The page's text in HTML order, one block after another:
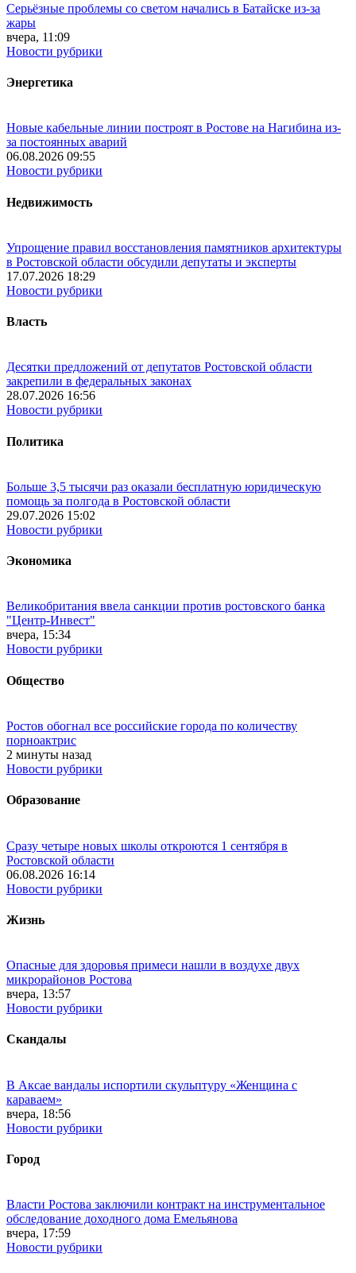
Серьёзные проблемы со светом начались в Батайске из-за
жары
вчера, 11:09
Новости рубрики
Энергетика
Новые кабельные линии построят в Ростове на Нагибина из-
за постоянных аварий
06.08.2026 09:55
Новости рубрики
Недвижимость
Упрощение правил восстановления памятников архитектуры
в Ростовской области обсудили депутаты и эксперты
17.07.2026 18:29
Новости рубрики
Власть
Десятки предложений от депутатов Ростовской области
закрепили в федеральных законах
28.07.2026 16:56
Новости рубрики
Политика
Больше 3,5 тысячи раз оказали бесплатную юридическую
помощь за полгода в Ростовской области
29.07.2026 15:02
Новости рубрики
Экономика
Великобритания ввела санкции против ростовского банка
"Центр-Инвест"
вчера, 15:34
Новости рубрики
Общество
Ростов обогнал все российские города по количеству
порноактрис
2 минуты назад
Новости рубрики
Образование
Сразу четыре новых школы откроются 1 сентября в
Ростовской области
06.08.2026 16:14
Новости рубрики
Жизнь
Опасные для здоровья примеси нашли в воздухе двух
микрорайонов Ростова
вчера, 13:57
Новости рубрики
Скандалы
В Аксае вандалы испортили скульптуру «Женщина с
караваем»
вчера, 18:56
Новости рубрики
Город
Власти Ростова заключили контракт на инструментальное
обследование доходного дома Емельянова
вчера, 17:59
Новости рубрики